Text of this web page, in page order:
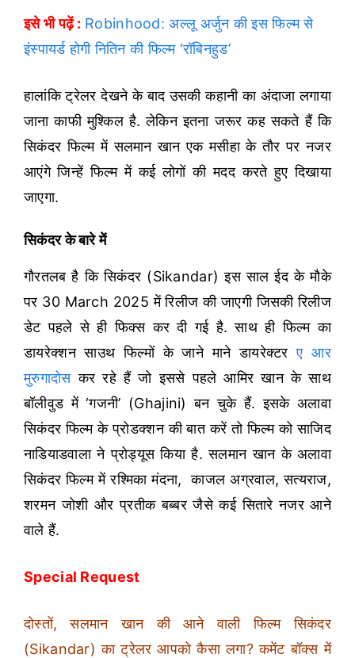
इसे भी पढ़ें : Robinhood: अल्लू अर्जुन की इस फिल्म से
इंस्पायर्ड होगी नितिन की फिल्म ‘रॉबिनहुड’
हालांकि ट्रेलर देखने के बाद उसकी कहानी का अंदाजा लगाया
जाना काफी मुश्किल है. लेकिन इतना जरूर कह सकते हैं कि
सिकंदर फिल्म में सलमान खान एक मसीहा के तौर पर नजर
आएंगे जिन्हें फिल्म में कई लोगों की मदद करते हुए दिखाया
जाएगा.
सिकंदर के बारे में
गौरतलब है कि सिकंदर (Sikandar) इस साल ईद के मौके
पर 30 March 2025 में रिलीज की जाएगी जिसकी रिलीज
डेट पहले से ही फिक्स कर दी गई है. साथ ही फिल्म का
डायरेक्शन साउथ फिल्मों के जाने माने डायरेक्टरए आर
मुरुगादोसकर रहे हैं जो इससे पहले आमिर खान के साथ
बॉलीवुड में ‘गजनी’ (Ghajini) बन चुके हैं. इसके अलावा
सिकंदर फिल्म के प्रोडक्शन की बात करें तो फिल्म को साजिद
नाडियाडवाला ने प्रोड्यूस किया है. सलमान खान के अलावा
सिकंदर फिल्म में रश्मिका मंदना, काजल अग्रवाल, सत्यराज,
शरमन जोशी और प्रतीक बब्बर जैसे कई सितारे नजर आने
वाले हैं.
Special Request
दोस्तों, सलमान खान की आने वाली फिल्म सिकंदर
(Sikandar) का ट्रेलर आपको कैसा लगा? कमेंट बॉक्स में